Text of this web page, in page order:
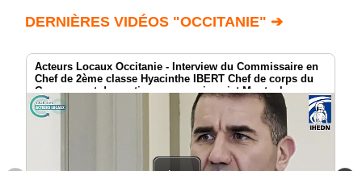
DERNIÈRES VIDÉOS "OCCITANIE" ➔
Acteurs Locaux Occitanie - Interview du Commissaire en
Chef de 2ème classe Hyacinthe IBERT Chef de corps du
Groupement de soutien au commissariat Montauban